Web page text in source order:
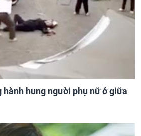
hung người phụ nữ ở giữa